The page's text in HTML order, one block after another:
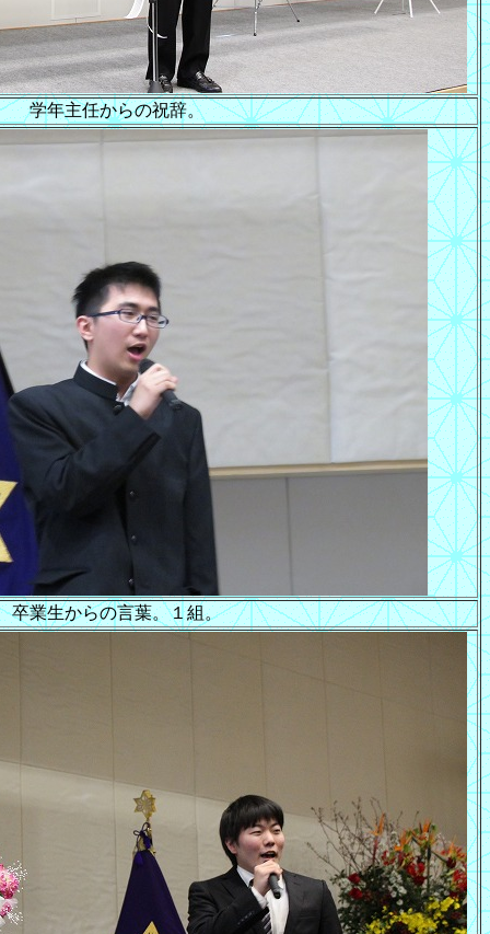
学年主任からの祝辞。
卒業生からの言葉。１組。